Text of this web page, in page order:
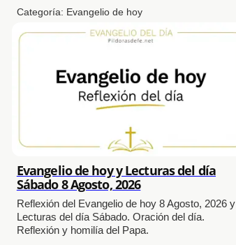
Categoría: Evangelio de hoy
Evangelio de hoy y Lecturas del día
Sábado 8 Agosto, 2026
Reflexión del Evangelio de hoy 8 Agosto, 2026 y
Lecturas del día Sábado. Oración del día.
Reflexión y homilía del Papa.